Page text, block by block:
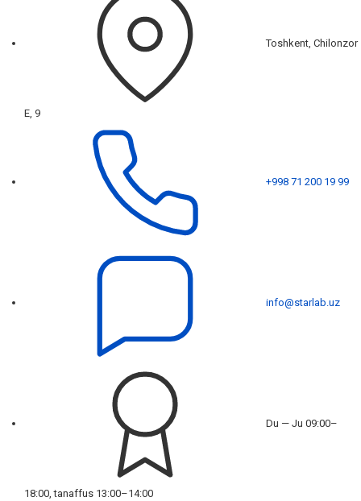
Toshkent, Chilonzor
E, 9
+998 71 200 19 99
info@starlab.uz
Du — Ju 09:00–
18:00, tanaffus 13:00–14:00